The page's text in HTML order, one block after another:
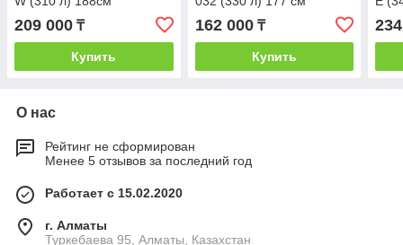
209 000 ₸
Купить
162 000₸
Купить
О нас
Рейтинг не сформирован
Менее 5 отзывов за последний год
Работает с 15.02.2020
г. Алматы
Туркебаева 95, Алматы, Казахстан